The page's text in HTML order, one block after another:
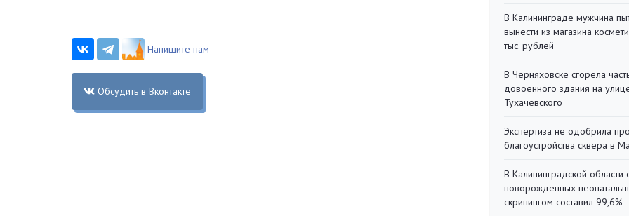
Напишите нам
Обсудить в Вконтакте
В Калининграде мужчина
вынести из магазина
тыс. рублей
В Черняховске сгорела
довоенного здания на
Тухачевского
Экспертиза не одобрила
благоустройства сквера в
В Калининградской области
новорожденных
скринингом составил 99,6%